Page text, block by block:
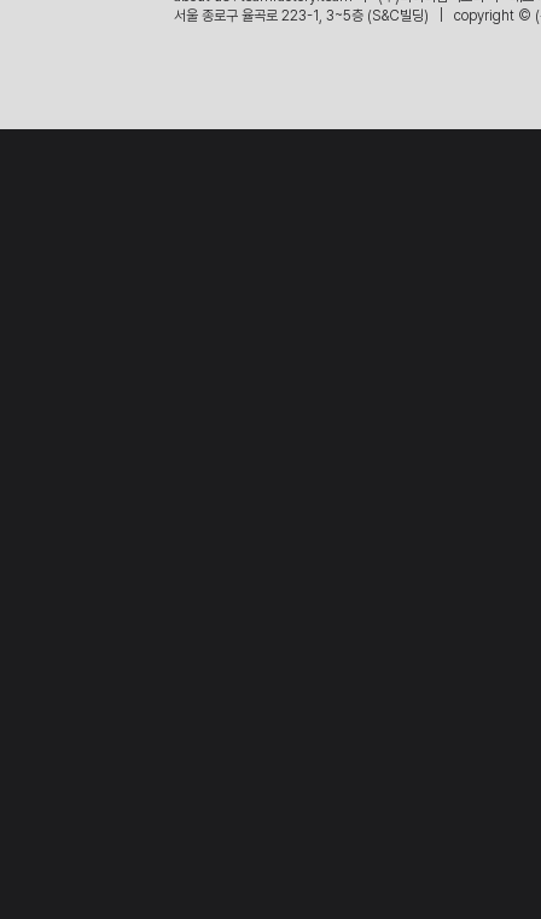
서울 종로구 율곡로 223-1, 3~5층 (S&C빌딩)   |   copyright ©